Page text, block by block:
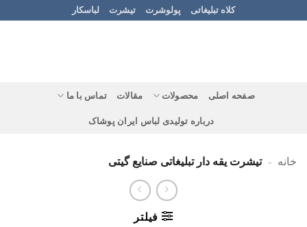
کلاه تبلیغاتی پولوشرت تیشرت لباسکار
صفحه اصلی محصولات مقالات تماس با ما
درباره تولیدی لباس ایران پوشاک
خانه - تیشرت یقه دار تبلیغاتی صنایع گیتی
فیلتر